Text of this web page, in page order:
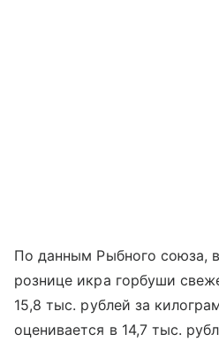
По данным Рыбного союза,
рознице икра горбуши
15,8 тыс. рублей за
оценивается в 14,7 тыс.